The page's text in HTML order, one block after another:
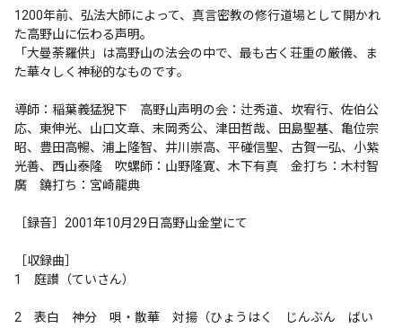
1200年前、弘法大師によって、真言密教の修行道場として開かれ
た高野山に伝わる声明。
「大曼荼羅供」は高野山の法会の中で、最も古く荘重の厳儀、ま
た華々しく神秘的なものです。
導師：稲葉義猛猊下　高野山声明の会：辻秀道、坎宥行、佐伯公
応、東伸光、山口文章、末岡秀公、津田哲哉、田島聖基、亀位宗
昭、豊田高暢、浦上隆智、井川崇高、平碰信聖、古賀一弘、小紫
光善、西山泰隆　吹螺師：山野隆寛、木下有真　金打ち：木村智
廣　鐃打ち：宮崎龍典
［録音］2001年10月29日高野山金堂にて
［収録曲］
1　庭讃（ていさん）
2　表白　神分　唄・散華　対揚（ひょうはく　じんぶん　ばい